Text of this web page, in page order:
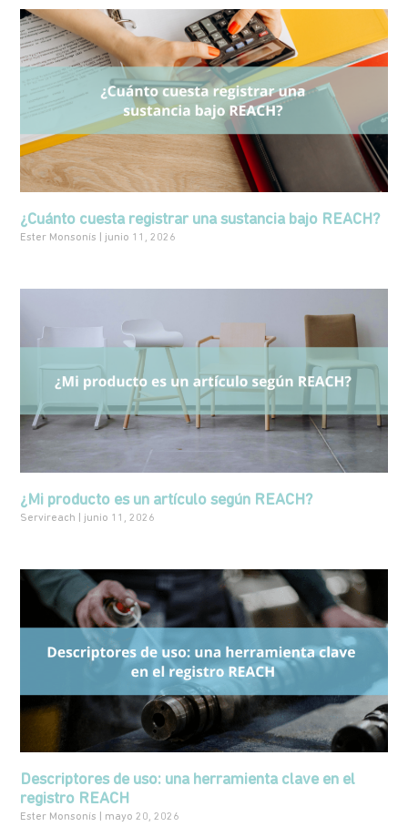
¿Cuánto cuesta registrar una sustancia bajo REACH?
Ester Monsonís junio 11, 2026
¿Mi producto es un artículo según REACH?
Servireach junio 11, 2026
Descriptores de uso: una herramienta clave en el
registro REACH
Ester Monsonís mayo 20, 2026